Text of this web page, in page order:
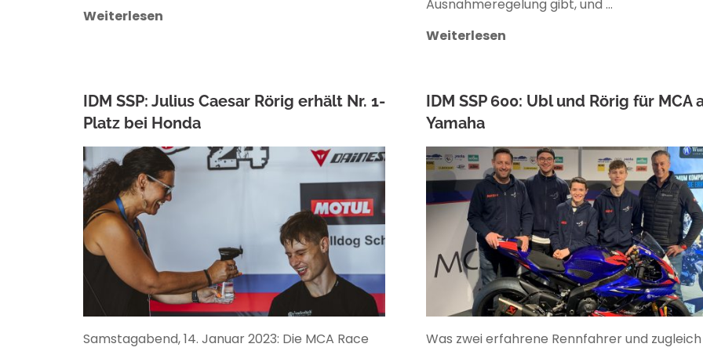
Weiterlesen
Ausnahmeregelung gibt, und …
Weiterlesen
IDM SSP: Julius Caesar Rörig erhält Nr. 1-
Platz bei Honda
ANKE WIECZOREK
Samstagabend, 14. Januar 2023: Die MCA Race
IDM SSP 600: Ubl und Rörig für MCA
Yamaha
ANKE WIECZOREK
Was zwei erfahrene Rennfahrer und zugleich